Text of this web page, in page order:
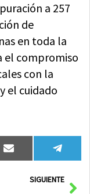
a 257
de
en toda la
el compromiso
con la
el cuidado
Compartir
en
Email
en
SIGUIENTE